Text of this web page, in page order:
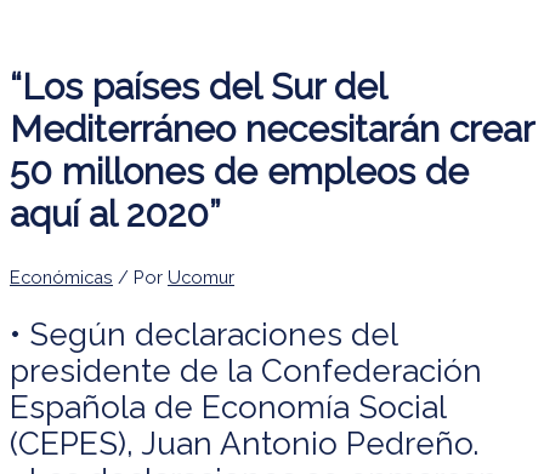
“Los países del Sur del
Mediterráneo necesitarán crear
50 millones de empleos de
aquí al 2020”
Económicas / Por Ucomur
• Según declaraciones del
presidente de la Confederación
Española de Economía Social
(CEPES), Juan Antonio Pedreño.